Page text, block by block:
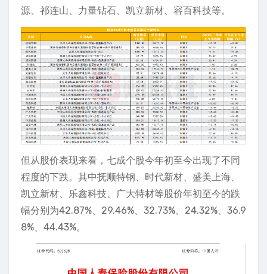
源、祁连山、力量钻石、凯立新材、容百科技等。
但从股价表现来看，七成个股今年初至今出现了不同
程度的下跌。其中抚顺特钢、时代新材、盛美上海、
凯立新材、乐鑫科技、广大特材等股价年初至今的跌
幅分别为42.87%、29.46%、32.73%、24.32%、36.9
8%、44.43%。